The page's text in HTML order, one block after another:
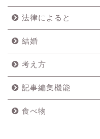
法律によると
結婚
考え方
記事編集機能
食べ物